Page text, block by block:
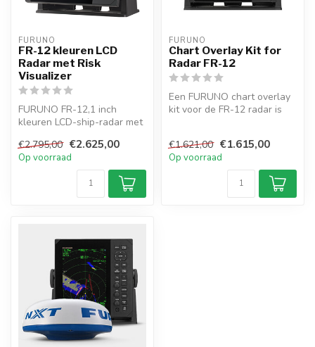
FURUNO
FR-12 kleuren LCD
Radar met Risk
Visualizer
FURUNO FR-12,1 inch
kleuren LCD-ship-radar met
funct...
€2.795,00 €2.625,00
Op voorraad
FURUNO
Chart Overlay Kit for
Radar FR-12
Een FURUNO chart overlay
kit voor de FR-12 radar is
€1.621,00 €1.615,00
Op voorraad